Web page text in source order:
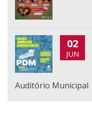
02
JUN
Auditório Municipal